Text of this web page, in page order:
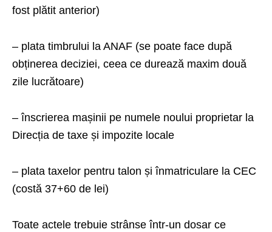
fost plătit anterior)
– plata timbrului la ANAF (se poate face după
obținerea deciziei, ceea ce durează maxim două
zile lucrătoare)
– înscrierea mașinii pe numele noului proprietar la
Direcția de taxe și impozite locale
– plata taxelor pentru talon și înmatriculare la CEC
(costă 37+60 de lei)
Toate actele trebuie strânse într-un dosar ce